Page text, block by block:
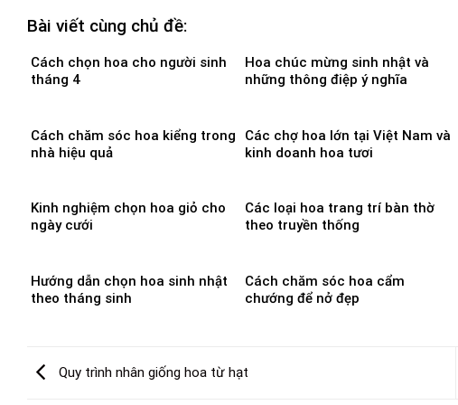
Bài viết cùng chủ đề:
Cách chọn hoa cho người sinh
tháng 4
Hoa chúc mừng sinh nhật và
những thông điệp ý nghĩa
Cách chăm sóc hoa kiểng trong
nhà hiệu quả
Các chợ hoa lớn tại Việt Nam và
kinh doanh hoa tươi
Kinh nghiệm chọn hoa giỏ cho
ngày cưới
Các loại hoa trang trí bàn thờ
theo truyền thống
Hướng dẫn chọn hoa sinh nhật
theo tháng sinh
Cách chăm sóc hoa cẩm
chướng để nở đẹp
Quy trình nhân giống hoa từ hạt